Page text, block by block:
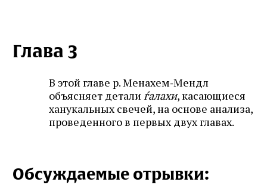
Глава 3
В этой главе р. Менахем‑Мендл
объясняет детали ѓалахи, касающиеся
ханукальных свечей, на основе анализа,
проведенного в первых двух главах.
Обсуждаемые отрывки: